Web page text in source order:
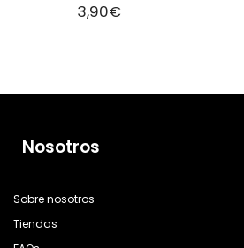
3,90€
Nosotros
Sobre nosotros
Tiendas